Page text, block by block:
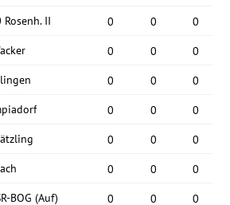
Rosenh. II 0 0 0
0 0 0
0 0 0
0 0 0
0 0 0
0 0 0
BOG (Auf) 0 0 0